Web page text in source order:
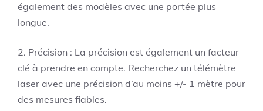
également des modèles avec une portée plus
longue.
2. Précision : La précision est également un facteur
clé à prendre en compte. Recherchez un télémètre
laser avec une précision d’au moins +/- 1 mètre pour
des mesures fiables.